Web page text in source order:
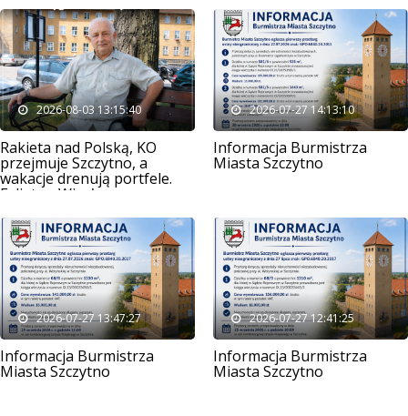
2026-08-03 13:15:40
Rakieta nad Polską, KO
przejmuje Szczytno, a
wakacje drenują portfele.
Felieton Wiesława
2026-07-27 14:13:10
Informacja Burmistrza
Miasta Szczytno
2026-07-27 13:47:27
Informacja Burmistrza
Miasta Szczytno
2026-07-27 12:41:25
Informacja Burmistrza
Miasta Szczytno